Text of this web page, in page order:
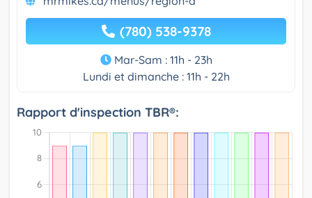
(780) 538-9378
Mar-Sam : 11h - 23h
Lundi et dimanche : 11h - 22h
Rapport d'inspection TBR®: